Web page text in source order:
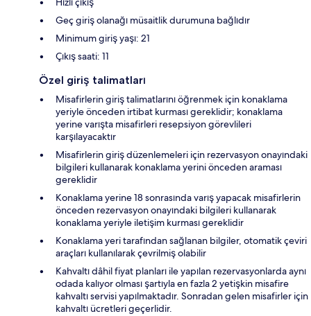
Geç giriş olanağı müsaitlik durumuna bağlıdır
Minimum giriş yaşı: 21
Çıkış saati: 11
Özel giriş talimatları
Misafirlerin giriş talimatlarını öğrenmek için konaklama
yeriyle önceden irtibat kurması gereklidir; konaklama
yerine varışta misafirleri resepsiyon görevlileri
karşılayacaktır
Misafirlerin giriş düzenlemeleri için rezervasyon onayındaki
bilgileri kullanarak konaklama yerini önceden araması
gereklidir
Konaklama yerine 18 sonrasında varış yapacak misafirlerin
önceden rezervasyon onayındaki bilgileri kullanarak
konaklama yeriyle iletişim kurması gereklidir
Konaklama yeri tarafından sağlanan bilgiler, otomatik çeviri
araçları kullanılarak çevrilmiş olabilir
Kahvaltı dâhil fiyat planları ile yapılan rezervasyonlarda aynı
odada kalıyor olması şartıyla en fazla 2 yetişkin misafire
kahvaltı servisi yapılmaktadır. Sonradan gelen misafirler için
kahvaltı ücretleri geçerlidir.